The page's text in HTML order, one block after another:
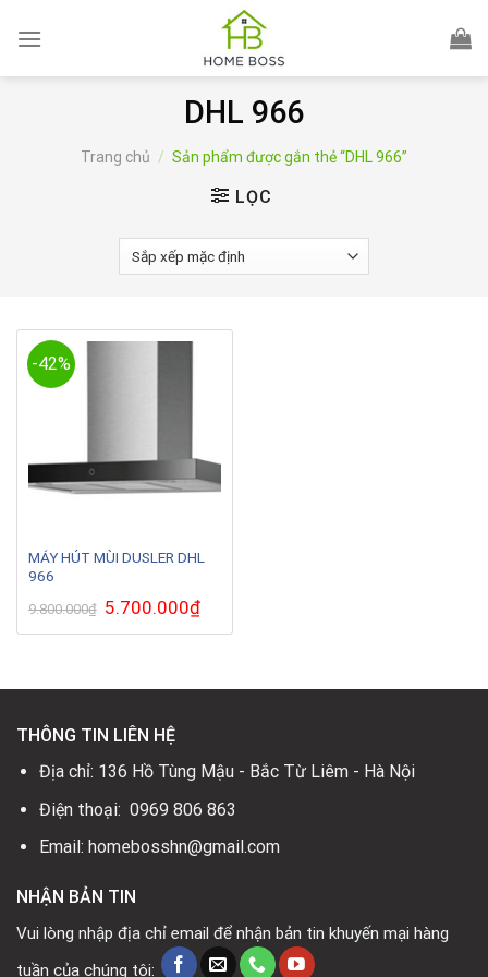
DHL 966
Trang chủ / Sản phẩm được gắn thẻ “DHL 966”
LỌC
-42%
MÁY HÚT MÙI DUSLER DHL
966
9.800.000₫ Giá
gốc
là:
5.700.000₫Giá
hiện
tại
THÔNG TIN LIÊN HỆ
Địa chỉ: 136 Hồ Tùng Mậu - Bắc Từ Liêm - Hà Nội
Điện thoại: 0969 806 863
Email: homebosshn@gmail.com
NHẬN BẢN TIN
Vui lòng nhập địa chỉ email để nhận bản tin khuyến mại hàng
tuần của chúng tôi: